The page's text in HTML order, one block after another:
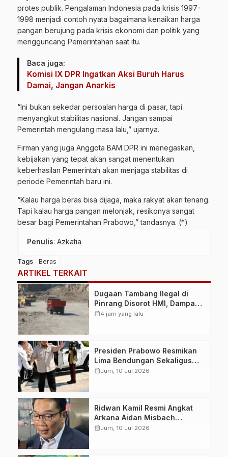
protes publik. Pengalaman Indonesia pada krisis 1997-
1998 menjadi contoh nyata bagaimana kenaikan harga
pangan berujung pada krisis ekonomi dan politik yang
mengguncang Pemerintahan saat itu.
Baca juga:
Komisi IX DPR Ingatkan Aksi Buruh Harus
Damai, Jangan Anarkis
“Ini bukan sekedar persoalan harga di pasar, tapi
menyangkut stabilitas nasional. Jangan sampai
Pemerintah mengulang masa lalu,” ujarnya.
Firman yang juga Anggota BAM DPR ini menegaskan,
kebijakan yang tepat akan sangat menentukan
keberhasilan Pemerintah akan menjaga stabilitas di
periode Pemerintah baru ini.
“Kalau harga beras bisa dijaga, maka rakyat akan tenang.
Tapi kalau harga pangan melonjak, resikonya sangat
besar bagi Pemerintahan Prabowo,” tandasnya. (*)
Penulis: Azkatia
Tags Beras
ARTIKEL TERKAIT
Dugaan Tambang Ilegal di
Pinrang Disorot HMI, Dampak
Lingkungan Jadi Perhatian
calendar_month4 jam yang lalu
Presiden Prabowo Resmikan
Lima Bendungan Sekaligus
dari NTB, Perkuat Ketahanan
calendar_monthJum, 10 Jul 2026
Ridwan Kamil Resmi Angkat
Arkana Aidan Misbach
sebagai Anak, Permohonan
calendar_monthJum, 10 Jul 2026